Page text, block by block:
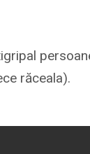
răceala).